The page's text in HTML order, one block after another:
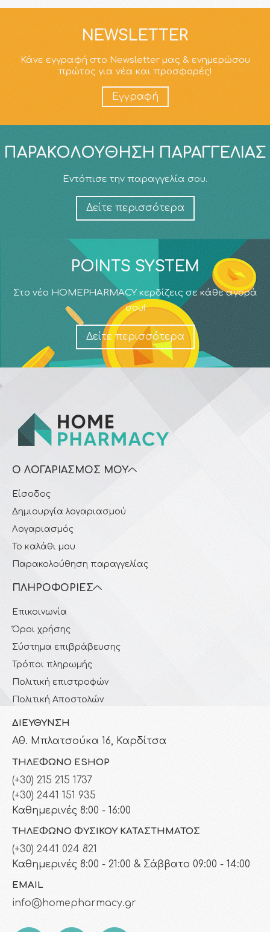
NEWSLETTER
Κάνε εγγραφή στο Newsletter μας & ενημερώσου
πρώτος για νέα και προσφορές!
Εγγραφή
ΠΑΡΑΚΟΛΟΎΘΗΣΗ ΠΑΡΑΓΓΕΛΊΑΣ
Εντόπισε την παραγγελία σου.
Δείτε περισσότερα
POINTS SYSTEM
Στο νέο HOMEPHARMACY κερδίζεις σε κάθε αγορά
σου!
Δείτε περισσότερα
Ο ΛΟΓΑΡΙΑΣΜΌΣ ΜΟΥ
Είσοδος
Δημιουργία λογαριασμού
Λογαριασμός
Το καλάθι μου
Παρακολούθηση παραγγελίας
ΠΛΗΡΟΦΟΡΊΕΣ
Επικοινωνία
Όροι χρήσης
Σύστημα επιβράβευσης
Τρόποι πληρωμής
Πολιτική επιστροφών
Πολιτική Αποστολών
ΔΙΕΎΘΥΝΣΗ
Αθ. Μπλατσούκα 16, Καρδίτσα
ΤΗΛΈΦΩΝΟ ESHOP
(+30) 215 215 1737
(+30) 2441 151 935
Καθημερινές 8:00 - 16:00
ΤΗΛΈΦΩΝΟ ΦΥΣΙΚΟΎ ΚΑΤΑΣΤΉΜΑΤΟΣ
(+30) 2441 024 821
Καθημερινές 8:00 - 21:00 & Σάββατο 09:00 - 14:00
EMAIL
info@homepharmacy.gr